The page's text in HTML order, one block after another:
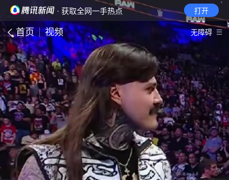
· 获取全网一手热点 打开
首页 视频 无障碍